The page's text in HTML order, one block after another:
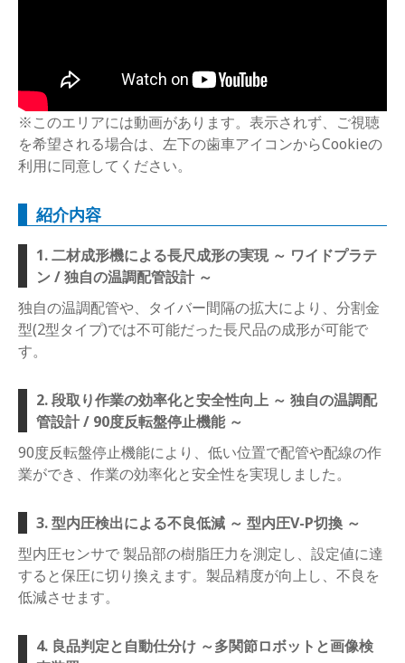
※このエリアには動画があります。表示されず、ご視聴
を希望される場合は、左下の歯車アイコンからCookieの
利用に同意してください。
紹介内容
1. 二材成形機による長尺成形の実現 ～ ワイドプラテ
ン / 独自の温調配管設計 ～
独自の温調配管や、タイバー間隔の拡大により、分割金
型(2型タイプ)では不可能だった長尺品の成形が可能で
す。
2. 段取り作業の効率化と安全性向上 ～ 独自の温調配
管設計 / 90度反転盤停止機能 ～
90度反転盤停止機能により、低い位置で配管や配線の作
業ができ、作業の効率化と安全性を実現しました。
3. 型内圧検出による不良低減 ～ 型内圧V-P切換 ～
型内圧センサで 製品部の樹脂圧力を測定し、設定値に達
すると保圧に切り換えます。製品精度が向上し、不良を
低減させます。
4. 良品判定と自動仕分け ～多関節ロボットと画像検